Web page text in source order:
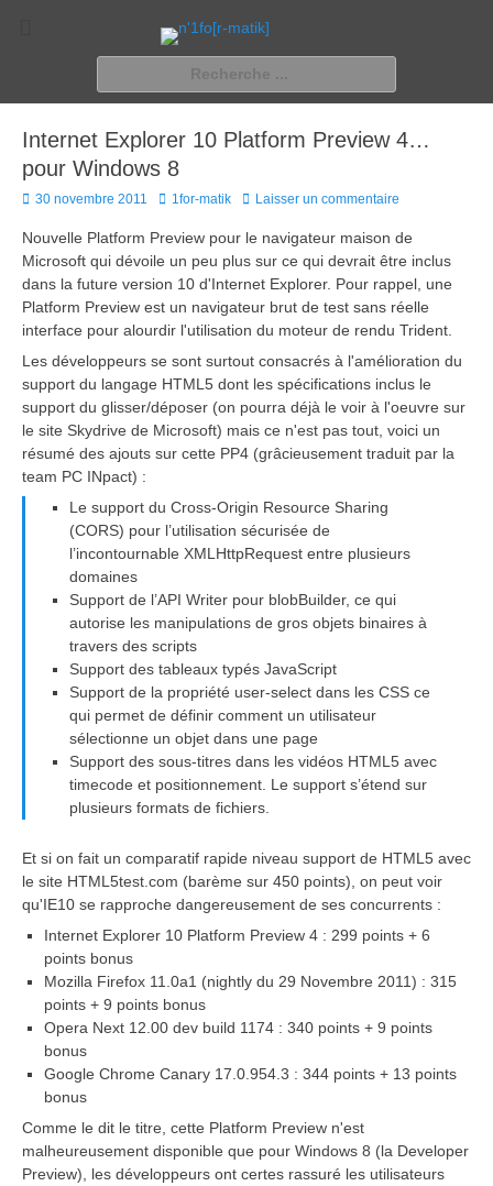
n'1fo[r-matik]
Pour les nymphos d'infos en info…
Internet Explorer 10 Platform Preview 4…
pour Windows 8
Posted
30 novembre 2011 Author
1for-matik Laisser un commentaire
Nouvelle Platform Preview pour le navigateur maison de
Microsoft qui dévoile un peu plus sur ce qui devrait être inclus
dans la future version 10 d'Internet Explorer. Pour rappel, une
Platform Preview est un navigateur brut de test sans réelle
interface pour alourdir l'utilisation du moteur de rendu Trident.
Les développeurs se sont surtout consacrés à l'amélioration du
support du langage HTML5 dont les spécifications inclus le
support du glisser/déposer (on pourra déjà le voir à l'oeuvre sur
le site Skydrive de Microsoft) mais ce n'est pas tout, voici un
résumé des ajouts sur cette PP4 (grâcieusement traduit par la
team PC INpact) :
Le support du Cross-Origin Resource Sharing
(CORS) pour l’utilisation sécurisée de
l’incontournable XMLHttpRequest entre plusieurs
domaines
Support de l’API Writer pour blobBuilder, ce qui
autorise les manipulations de gros objets binaires à
travers des scripts
Support des tableaux typés JavaScript
Support de la propriété user-select dans les CSS ce
qui permet de définir comment un utilisateur
sélectionne un objet dans une page
Support des sous-titres dans les vidéos HTML5 avec
timecode et positionnement. Le support s’étend sur
plusieurs formats de fichiers.
Et si on fait un comparatif rapide niveau support de HTML5 avec
le site HTML5test.com (barème sur 450 points), on peut voir
qu'IE10 se rapproche dangereusement de ses concurrents :
Internet Explorer 10 Platform Preview 4 : 299 points + 6
points bonus
Mozilla Firefox 11.0a1 (nightly du 29 Novembre 2011) : 315
points + 9 points bonus
Opera Next 12.00 dev build 1174 : 340 points + 9 points
bonus
Google Chrome Canary 17.0.954.3 : 344 points + 13 points
bonus
Comme le dit le titre, cette Platform Preview n'est
malheureusement disponible que pour Windows 8 (la Developer
Preview), les développeurs ont certes rassuré les utilisateurs